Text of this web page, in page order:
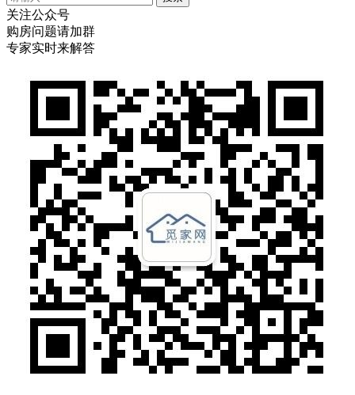
关注公众号
购房问题请加群
专家实时来解答